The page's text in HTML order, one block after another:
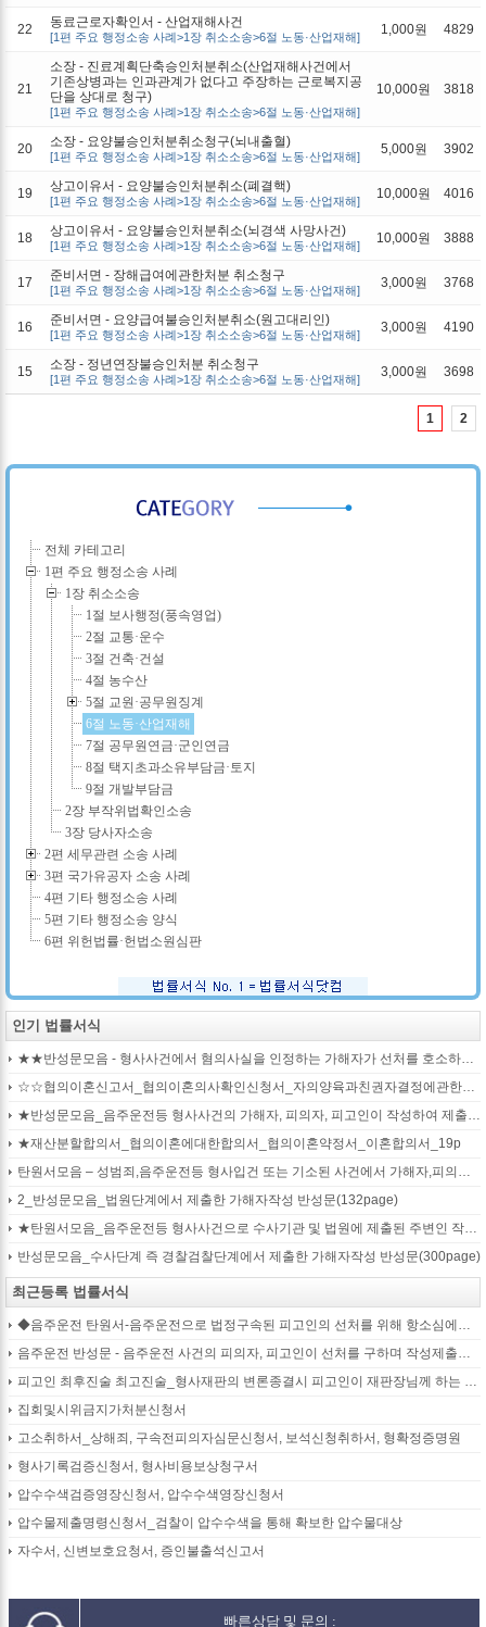
22 동료근로자확인서 - 산업재해사건
[1편 주요 행정소송 사례>1장 취소소송>6절 노동·산업재해] 1,000원 4829
21
소장 - 진료계획단축승인처분취소(산업재해사건에서
기존상병과는 인과관계가 없다고 주장하는 근로복지공
단을 상대로 청구)
[1편 주요 행정소송 사례>1장 취소소송>6절 노동·산업재해]
10,000원 3818
20 소장 - 요양불승인처분취소청구(뇌내출혈)
[1편 주요 행정소송 사례>1장 취소소송>6절 노동·산업재해] 5,000원 3902
19 상고이유서 - 요양불승인처분취소(폐결핵)
[1편 주요 행정소송 사례>1장 취소소송>6절 노동·산업재해] 10,000원 4016
18 상고이유서 - 요양불승인처분취소(뇌경색 사망사건)
[1편 주요 행정소송 사례>1장 취소소송>6절 노동·산업재해] 10,000원 3888
17 준비서면 - 장해급여에관한처분 취소청구
[1편 주요 행정소송 사례>1장 취소소송>6절 노동·산업재해] 3,000원 3768
16 준비서면 - 요양급여불승인처분취소(원고대리인)
[1편 주요 행정소송 사례>1장 취소소송>6절 노동·산업재해] 3,000원 4190
15 소장 - 정년연장불승인처분 취소청구
[1편 주요 행정소송 사례>1장 취소소송>6절 노동·산업재해] 3,000원 3698
1 2
전체 카테고리
1편 주요 행정소송 사례
1장 취소소송
1절 보사행정(풍속영업)
2절 교통·운수
3절 건축·건설
4절 농수산
5절 교원·공무원징계
6절 노동·산업재해
7절 공무원연금·군인연금
8절 택지초과소유부담금·토지
9절 개발부담금
2장 부작위법확인소송
3장 당사자소송
2편 세무관련 소송 사례
3편 국가유공자 소송 사례
4편 기타 행정소송 사례
5편 기타 행정소송 양식
6편 위헌법률·헌법소원심판
인기 법률서식
★★반성문모음 - 형사사건에서 혐의사실을 인정하는 가해자가 선처를 호소하며 제출작성하는 반성문2
☆☆협의이혼신고서_협의이혼의사확인신청서_자의양육과친권자결정에관한협의서_22p
★반성문모음_음주운전등 형사사건의 가해자, 피의자, 피고인이 작성하여 제출하는 반성문모음(380page)
★재산분할합의서_협의이혼에대한합의서_협의이혼약정서_이혼합의서_19p
탄원서모음 – 성범죄,음주운전등 형사입건 또는 기소된 사건에서 가해자,피의자,피고인을 위하여 선처를 호소하는 내용(지인분들 작성)
2_반성문모음_법원단계에서 제출한 가해자작성 반성문(132page)
★탄원서모음_음주운전등 형사사건으로 수사기관 및 법원에 제출된 주변인 작성 선처호소 탄원서(208page)
반성문모음_수사단계 즉 경찰검찰단계에서 제출한 가해자작성 반성문(300page)
최근등록 법률서식
◆음주운전 탄원서-음주운전으로 법정구속된 피고인의 선처를 위해 항소심에서 제출하는 탄원서(45page)
음주운전 반성문 - 음주운전 사건의 피의자, 피고인이 선처를 구하며 작성제출하는 반성문
피고인 최후진술 최고진술_형사재판의 변론종결시 피고인이 재판장님께 하는 최종진술 의견내용(36페이지)
집회및시위금지가처분신청서
고소취하서_상해죄, 구속전피의자심문신청서, 보석신청취하서, 형확정증명원
형사기록검증신청서, 형사비용보상청구서
압수수색검증영장신청서, 압수수색영장신청서
압수물제출명령신청서_검찰이 압수수색을 통해 확보한 압수물대상
자수서, 신변보호요청서, 증인불출석신고서
빠른상담 및 문의 :